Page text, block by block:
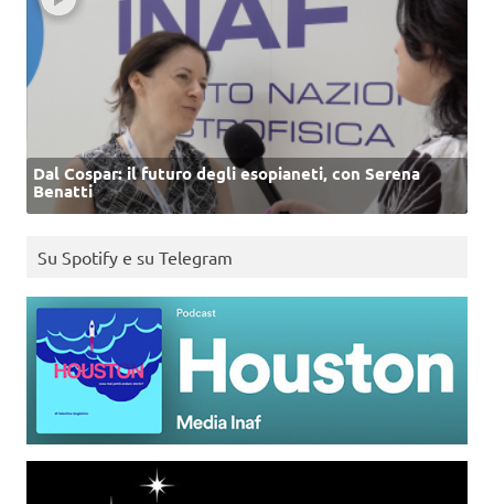
Dal Cospar: il futuro degli esopianeti, con Serena
Benatti
Su Spotify e su Telegram